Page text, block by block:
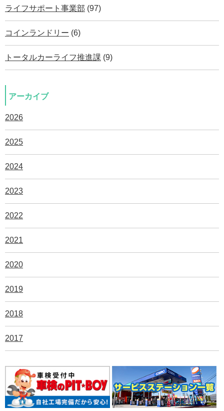
ライフサポート事業部 (97)
コインランドリー (6)
トータルカーライフ推進課 (9)
アーカイブ
2026
2025
2024
2023
2022
2021
2020
2019
2018
2017